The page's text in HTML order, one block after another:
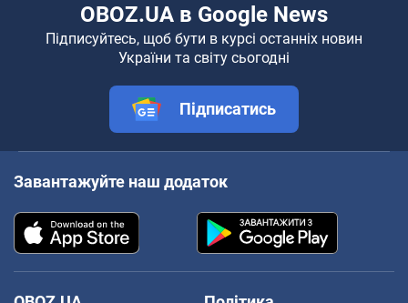
OBOZ.UA в Google News
Підписуйтесь, щоб бути в курсі останніх новин
України та світу сьогодні
Підписатись
Завантажуйте наш додаток